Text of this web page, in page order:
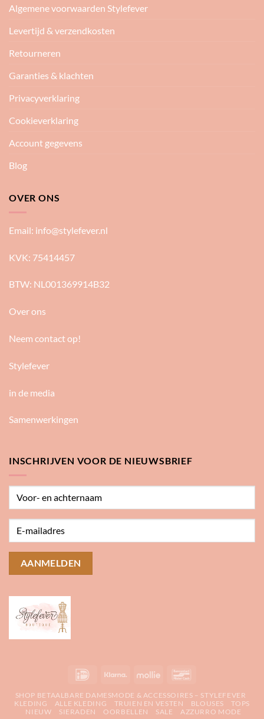
Algemene voorwaarden Stylefever
Levertijd & verzendkosten
Retourneren
Garanties & klachten
Privacyverklaring
Cookieverklaring
Account gegevens
Blog
OVER ONS
Email: info@stylefever.nl
KVK: 75414457
BTW: NL001369914B32
Over ons
Neem contact op!
Stylefever
in de media
Samenwerkingen
INSCHRIJVEN VOOR DE NIEUWSBRIEF
IDeal Klarna Mollie
SHOP BETAALBARE DAMESMODE & ACCESSOIRES – STYLEFEVER
KLEDING
ALLE KLEDING TRUIEN EN VESTEN BLOUSES
TOPS
NIEUW
SIERADEN OORBELLEN SALE AZZURRO MODE